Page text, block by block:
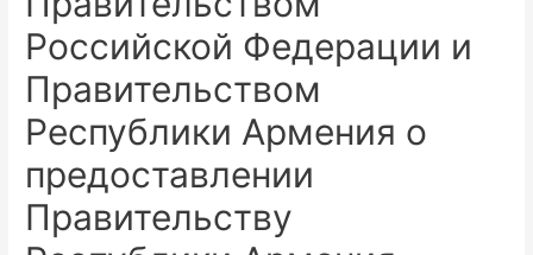
Российской Федерации и
Правительством
Республики Армения о
предоставлении
Правительству